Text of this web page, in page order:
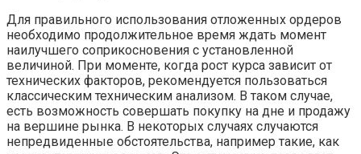
Для правильного использования отложенных ордеров
необходимо продолжительное время ждать момент
наилучшего соприкосновения с установленной
величиной. При моменте, когда рост курса зависит от
технических факторов, рекомендуется пользоваться
классическим техническим анализом. В таком случае,
есть возможность совершать покупку на дне и продажу
на вершине рынка. В некоторых случаях случаются
непредвиденные обстоятельства, например такие, как